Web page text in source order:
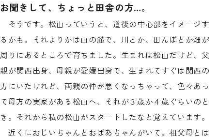
お聞きして、ちょっと田舎の方…。
そうです。松山っていうと、道後の中心部をイメージす
るかも。それよりかは山の麓で、川とか、田んぼとか畑が
周りにあるところで育ちました。生まれは松山だけど、父
親が関西出身、母親が愛媛出身で、生まれてすぐは関西の
方にいたけれど、両親の仲が悪くなっちゃって、色々あっ
て母方の実家がある松山へ、それが３歳か４歳ぐらいのと
き。それから私の松山がスタートしたなと覚えています。
近くにおじいちゃんとおばあちゃんがいて。祖父母とは